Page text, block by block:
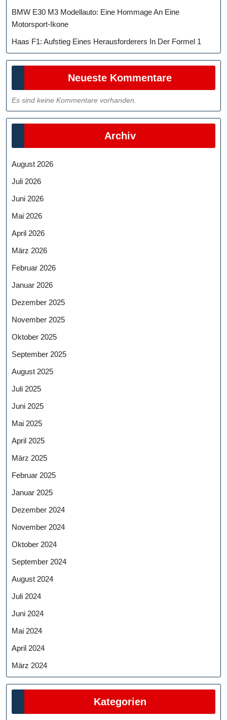
BMW E30 M3 Modellauto: Eine Hommage An Eine
Motorsport-Ikone
Haas F1: Aufstieg Eines Herausforderers In Der Formel 1
Neueste Kommentare
Es sind keine Kommentare vorhanden.
Archiv
August 2026
Juli 2026
Juni 2026
Mai 2026
April 2026
März 2026
Februar 2026
Januar 2026
Dezember 2025
November 2025
Oktober 2025
September 2025
August 2025
Juli 2025
Juni 2025
Mai 2025
April 2025
März 2025
Februar 2025
Januar 2025
Dezember 2024
November 2024
Oktober 2024
September 2024
August 2024
Juli 2024
Juni 2024
Mai 2024
April 2024
März 2024
Kategorien